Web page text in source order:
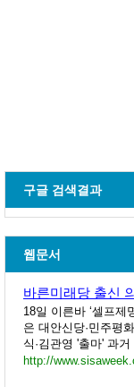
구글 검색결과
웹문서
바른미래당 출신
18일 이른바 ‘셀프제
은 대안신당·민주평
식·김관영 '출마' 과
http://